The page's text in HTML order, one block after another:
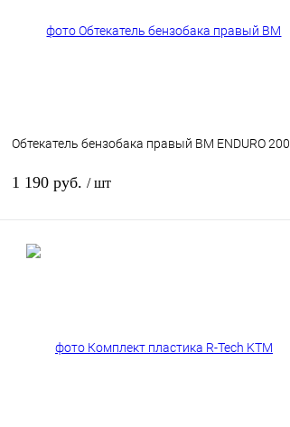
наличии
Обтекатель бензобака правый BM ENDURO 200
1 190 руб. / шт
наличии